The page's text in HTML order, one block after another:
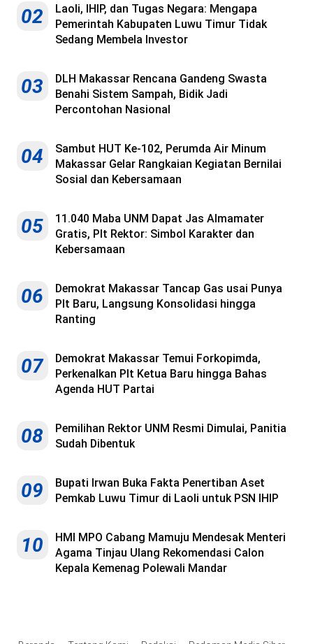
02
Laoli, IHIP, dan Tugas Negara: Mengapa
Pemerintah Kabupaten Luwu Timur Tidak
Sedang Membela Investor
03
DLH Makassar Rencana Gandeng Swasta
Benahi Sistem Sampah, Bidik Jadi
Percontohan Nasional
04
Sambut HUT Ke-102, Perumda Air Minum
Makassar Gelar Rangkaian Kegiatan Bernilai
Sosial dan Kebersamaan
05
11.040 Maba UNM Dapat Jas Almamater
Gratis, Plt Rektor: Simbol Karakter dan
Kebersamaan
06
Demokrat Makassar Tancap Gas usai Punya
Plt Baru, Langsung Konsolidasi hingga
Ranting
07
Demokrat Makassar Temui Forkopimda,
Perkenalkan Plt Ketua Baru hingga Bahas
Agenda HUT Partai
08
Pemilihan Rektor UNM Resmi Dimulai, Panitia
Sudah Dibentuk
09
Bupati Irwan Buka Fakta Penertiban Aset
Pemkab Luwu Timur di Laoli untuk PSN IHIP
10
HMI MPO Cabang Mamuju Mendesak Menteri
Agama Tinjau Ulang Rekomendasi Calon
Kepala Kemenag Polewali Mandar